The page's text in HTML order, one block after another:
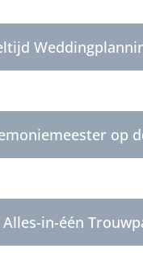
op
Alles-in-één